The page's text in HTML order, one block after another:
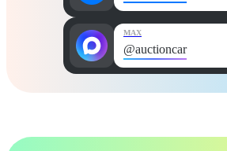
MAX
@auctioncar